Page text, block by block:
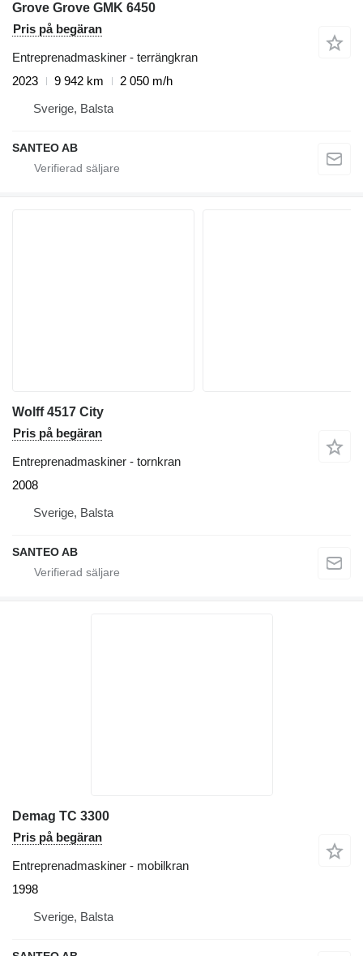
Grove Grove GMK 6450
Pris på begäran
Entreprenadmaskiner - terrängkran
2023
9 942 km
2 050 m/h
Sverige, Balsta
SANTEO AB
Wolff 4517 City
Pris på begäran
Entreprenadmaskiner - tornkran
2008
Sverige, Balsta
SANTEO AB
Demag TC 3300
Pris på begäran
Entreprenadmaskiner - mobilkran
1998
Sverige, Balsta